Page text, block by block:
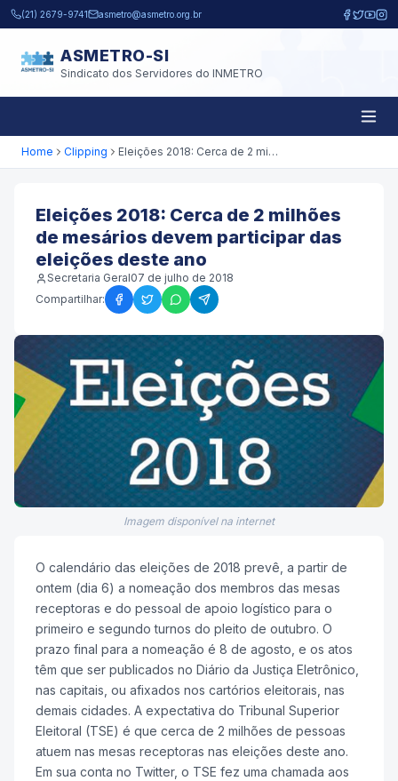
Pular para o conteúdo principal
(21) 2679-9741 asmetro@asmetro.org.br
ASMETRO-SI
Sindicato dos Servidores do INMETRO
Home Clipping Eleições 2018: Cerca de 2 milhões de mesários devem participar das eleições deste ano
Eleições 2018: Cerca de 2 milhões
de mesários devem participar das
eleições deste ano
Secretaria Geral07 de julho de 2018
Compartilhar:
Imagem disponível na internet
O calendário das eleições de 2018 prevê, a partir de
ontem (dia 6) a nomeação dos membros das mesas
receptoras e do pessoal de apoio logístico para o
primeiro e segundo turnos do pleito de outubro. O
prazo final para a nomeação é 8 de agosto, e os atos
têm que ser publicados no Diário da Justiça Eletrônico,
nas capitais, ou afixados nos cartórios eleitorais, nas
demais cidades. A expectativa do Tribunal Superior
Eleitoral (TSE) é que cerca de 2 milhões de pessoas
atuem nas mesas receptoras nas eleições deste ano.
Em sua conta no Twitter, o TSE fez uma chamada aos